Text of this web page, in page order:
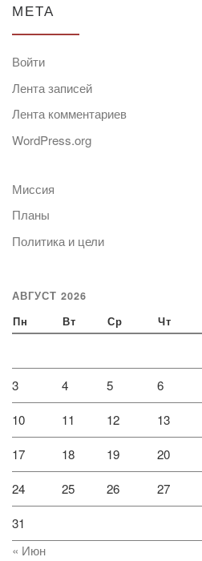
МЕТА
Войти
Лента записей
Лента комментариев
WordPress.org
Миссия
Планы
Политика и цели
АВГУСТ 2026
Пн Вт Ср Чт
3 4 5 6
10 11 12 13
17 18 19 20
24 25 26 27
31
« Июн